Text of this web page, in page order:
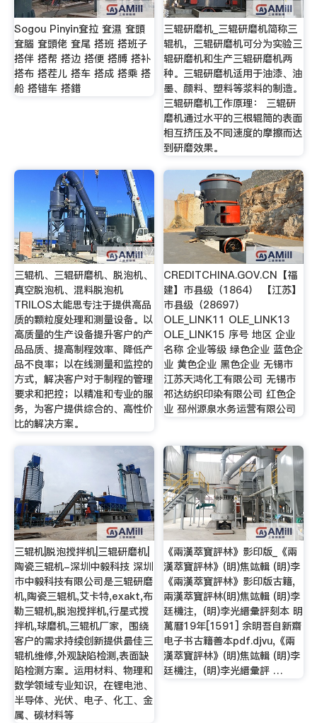
Sogou Pinyin耷拉 耷濕 耷頭
耷腦 耷頭佬 耷尾 搭班 搭班子
搭伴 搭帮 搭边 搭便 搭膊 搭补
搭布 搭茬儿 搭车 搭成 搭乘 搭
船 搭错车 搭錯
三辊研磨机_三辊研磨机简称三
辊机，三辊研磨机可分为实验三
辊研磨机和生产三辊研磨机两
种。三辊研磨机适用于油漆、油
墨、颜料、塑料等浆料的制造。
三辊研磨机工作原理： 三辊研
磨机通过水平的三根辊筒的表面
相互挤压及不同速度的摩擦而达
到研磨效果。
三辊机、三辊研磨机、脱泡机、
真空脱泡机、混料脱泡机
TRILOS太能思专注于提供高品
质的颗粒度处理和测量设备。以
高质量的生产设备提升客户的产
品品质、提高制程效率、降低产
品不良率；以在线测量和监控的
方式，解决客户对于制程的管理
要求和把控；以精准和专业的服
务，为客户提供综合的、高性价
比的解决方案。
CREDITCHINA.GOV.CN【福
建】市县级（1864） 【江苏】
市县级（28697）
OLE_LINK11 OLE_LINK13
OLE_LINK15 序号 地区 企业
名称 企业等级 绿色企业 蓝色企
业 黄色企业 黑色企业 无锡市
江苏天鸿化工有限公司 无锡市
祁达纺织印染有限公司 红色企
业 邳州源泉水务运营有限公司
三辊机|脱泡搅拌机|三辊研磨机|
陶瓷三辊机-深圳中毅科技 深圳
市中毅科技有限公司是三辊研磨
机,陶瓷三辊机,艾卡特,exakt,布
勒三辊机,脱泡搅拌机,行星式搅
拌机,球磨机,三辊机厂家，围绕
客户的需求持续创新提供最佳三
辊机维修,外观缺陷检测,表面缺
陷检测方案。运用材料、物理和
数学领域专业知识，在锂电池、
半导体、光伏、电子、化工、金
属、碳材料等
《兩漢萃寶評林》影印版_《兩
漢萃寶評林》(明)焦竑輯 (明)李
《兩漢萃寶評林》影印版古籍,
兩漢萃寶評林(明)焦竑輯 (明)李
廷機注，(明)李光縉彙評刻本 明
萬曆19年[1591] 余明吾自新齋
电子书古籍善本pdf.djvu,《兩
漢萃寶評林》(明)焦竑輯 (明)李
廷機注，(明)李光縉彙評 …